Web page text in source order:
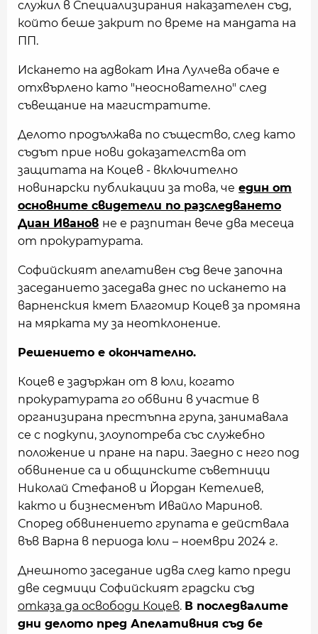
служил в Специализирания наказателен съд,
който беше закрит по време на мандата на
ПП.
Искането на адвокат Ина Лулчева обаче е
отхвърлено като "неоснователно" след
съвещание на магистратите.
Делото продължава по същество, след като
съдът прие нови доказателства от
защитата на Коцев - включително
новинарски публикации за това, че един от
основните свидетели по разследването
Диан Иванов не е разпитан вече два месеца
от прокуратурата.
Софийският апелативен съд вече започна
заседанието заседава днес по искането на
варненския кмет Благомир Коцев за промяна
на мярката му за неотклонение.
Решението е окончателно.
Коцев е задържан от 8 юли, когато
прокуратурата го обвини в участие в
организирана престъпна група, занимавала
се с подкупи, злоупотреба със служебно
положение и пране на пари. Заедно с него под
обвинение са и общинските съветници
Николай Стефанов и Йордан Кетелиев,
както и бизнесменът Ивайло Маринов.
Според обвинението групата е действала
във Варна в периода юли – ноември 2024 г.
Днешното заседание идва след като преди
две седмици Софийският градски съд
отказа да освободи Коцев. В последвалите
дни делото пред Апелативния съд бе